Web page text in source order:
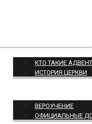
КТО ТАКИЕ
ИСТОРИЯ ЦЕРКВИ
ВЕРОУЧЕНИЕ
ОФИЦИАЛЬНЫЕ